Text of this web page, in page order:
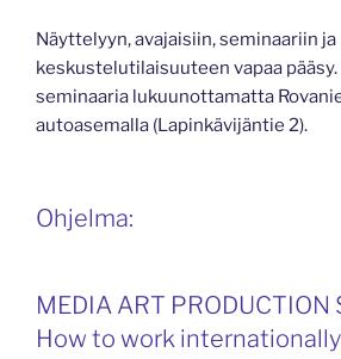
Näyttelyyn, avajaisiin, seminaariin ja
keskustelutilaisuuteen vapaa
seminaaria lukuunottamatta
autoasemalla (Lapinkävijäntie 2).
Ohjelma:
MEDIA ART PRODUCTION
How to work